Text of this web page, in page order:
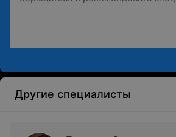
Другие специалисты